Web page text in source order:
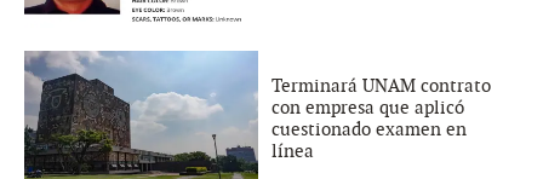
Terminará UNAM contrato
con empresa que aplicó
cuestionado examen en
línea